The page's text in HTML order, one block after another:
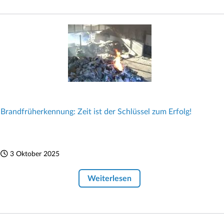
Brandfrüherkennung: Zeit ist der Schlüssel zum Erfolg!
3 Oktober 2025
Weiterlesen